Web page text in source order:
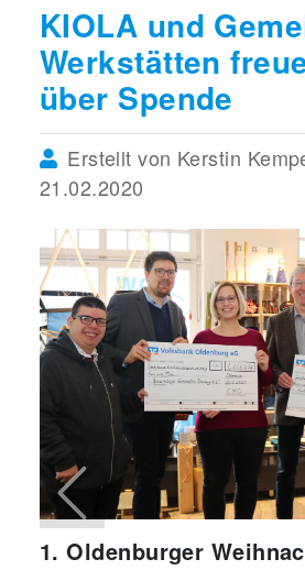
KIOLA und
Werkstätten
über Spende
Erstellt von Kerstin
21.02.2020
Previous
1. Oldenburger